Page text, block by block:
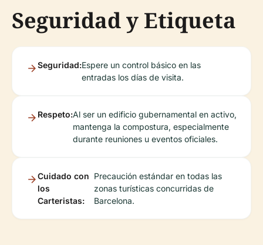
Seguridad y Etiqueta
Seguridad:Espere un control básico en las
entradas los días de visita.
Respeto:Al ser un edificio gubernamental en activo,
mantenga la compostura, especialmente
durante reuniones u eventos oficiales.
Cuidado con
los
Carteristas:
Precaución estándar en todas las
zonas turísticas concurridas de
Barcelona.